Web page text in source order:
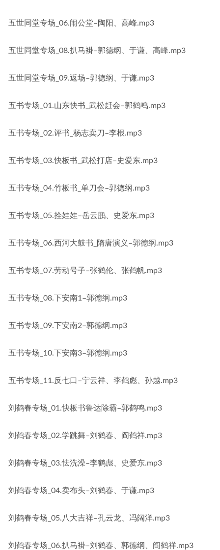
五世同堂专场_06.闹公堂–陶阳、高峰.mp3
五世同堂专场_08.扒马褂–郭德纲、于谦、高峰.mp3
五世同堂专场_09.返场–郭德纲、于谦.mp3
五书专场_01.山东快书_武松赶会–郭鹤鸣.mp3
五书专场_02.评书_杨志卖刀–李根.mp3
五书专场_03.快板书_武松打店–史爱东.mp3
五书专场_04.竹板书_单刀会–郭德纲.mp3
五书专场_05.拴娃娃–岳云鹏、史爱东.mp3
五书专场_06.西河大鼓书_隋唐演义–郭德纲.mp3
五书专场_07.劳动号子–张鹤伦、张鹤帆.mp3
五书专场_08.下安南1–郭德纲.mp3
五书专场_09.下安南2–郭德纲.mp3
五书专场_10.下安南3–郭德纲.mp3
五书专场_11.反七口–宁云祥、李鹤彪、孙越.mp3
刘鹤春专场_01.快板书鲁达除霸–郭鹤鸣.mp3
刘鹤春专场_02.学跳舞–刘鹤春、阎鹤祥.mp3
刘鹤春专场_03.怯洗澡–李鹤彪、史爱东.mp3
刘鹤春专场_04.卖布头–刘鹤春、于谦.mp3
刘鹤春专场_05.八大吉祥–孔云龙、冯阔洋.mp3
刘鹤春专场_06.扒马褂–刘鹤春、郭德纲、阎鹤祥.mp3